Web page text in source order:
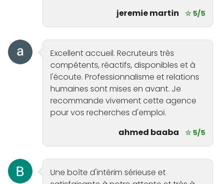
jeremie martin
☆ 5/5
Excellent accueil. Recruteurs très
compétents, réactifs, disponibles et à
l'écoute. Professionnalisme et relations
humaines sont mises en avant. Je
recommande vivement cette agence
pour vos recherches d'emploi.
ahmed baaba
☆ 5/5
Une boîte d'intérim sérieuse et